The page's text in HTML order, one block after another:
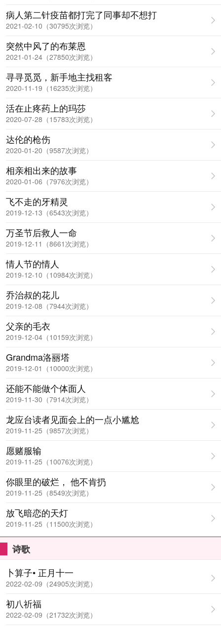
病人第二针疫苗都打完了同事却不想打
2021-02-10（30795次浏览）
突然中风了的布莱恩
2021-01-24（27850次浏览）
寻寻觅觅，新手地主找租客
2020-11-19（16235次浏览）
活在止疼药上的玛莎
2020-07-28（15783次浏览）
达伦的枪伤
2020-01-20（9587次浏览）
相亲相出来的故事
2020-01-06（7976次浏览）
飞不走的牙精灵
2019-12-13（6543次浏览）
万圣节后救人一命
2019-12-11（8661次浏览）
情人节的情人
2019-12-10（10984次浏览）
乔治叔的花儿
2019-12-08（7944次浏览）
父亲的毛衣
2019-12-04（10159次浏览）
Grandma洛丽塔
2019-12-01（10000次浏览）
还能不能做个体面人
2019-11-30（7914次浏览）
龙应台读者见面会上的一点小尴尬
2019-11-25（9857次浏览）
愿赌服输
2019-11-25（10076次浏览）
你眼里的破烂， 他不肯扔
2019-11-25（8549次浏览）
放飞暗恋的天灯
2019-11-25（11500次浏览）
诗歌
卜算子• 正月十一
2022-02-09（24905次浏览）
初八祈福
2022-02-09（21732次浏览）